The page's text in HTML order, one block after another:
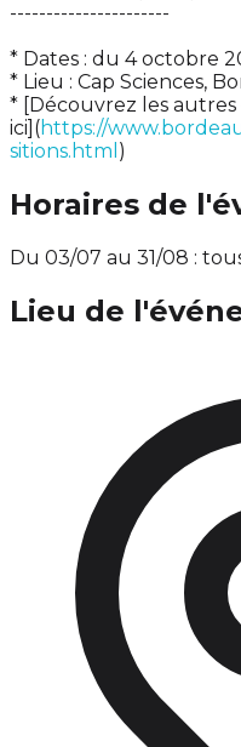
----------------------
* Dates : du 4 octobre
* Lieu : Cap Sciences,
* [Découvrez les
ici](https://
sitions.html )
Horaires de
Du 03/07 au 31/08 :
Lieu de